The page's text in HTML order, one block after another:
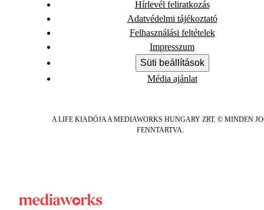
Hírlevél feliratkozás
Adatvédelmi tájékoztató
Felhasználási feltételek
Impresszum
Süti beállítások
Média ajánlat
A LIFE KIADÓJA A MEDIAWORKS HUNGARY ZRT. © MINDEN
FENNTARTVA.